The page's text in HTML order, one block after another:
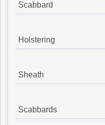
Scabbard
Holstering
Sheath
Scabbards